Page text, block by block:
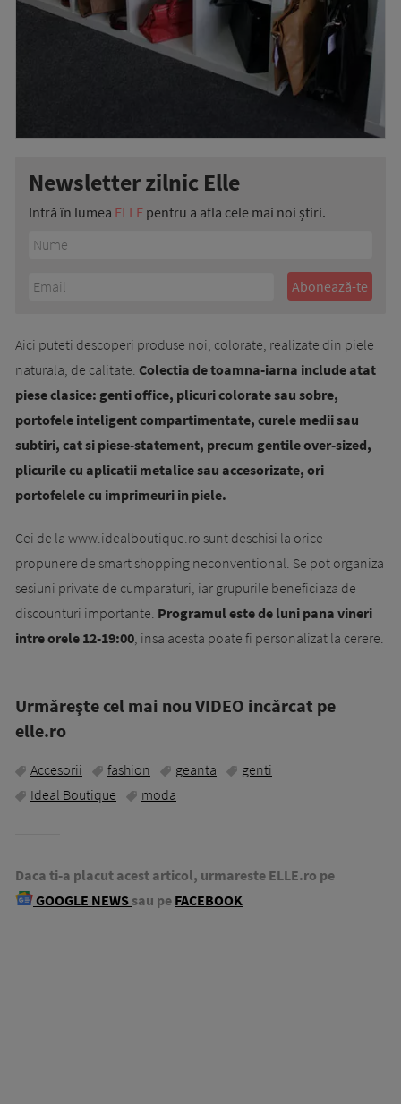
Newsletter zilnic Elle
Intră în lumea ELLE pentru a afla cele mai noi știri.
Aici puteti descoperi produse noi, colorate, realizate din piele
naturala, de calitate. Colectia de toamna-iarna include atat
piese clasice: genti office, plicuri colorate sau sobre,
portofele inteligent compartimentate, curele medii sau
subtiri, cat si piese-statement, precum gentile over-sized,
plicurile cu aplicatii metalice sau accesorizate, ori
portofelele cu imprimeuri in piele.
Cei de la www.idealboutique.ro sunt deschisi la orice
propunere de smart shopping neconventional. Se pot organiza
sesiuni private de cumparaturi, iar grupurile beneficiaza de
discounturi importante. Programul este de luni pana vineri
intre orele 12-19:00 , insa acesta poate fi personalizat la cerere.
Urmăreşte cel mai nou VIDEO incărcat pe
elle.ro
Accesorii fashion geanta
genti
Ideal Boutique
moda
Daca ti-a placut acest articol, urmareste ELLE.ro pe
GOOGLE NEWS sau pe FACEBOOK